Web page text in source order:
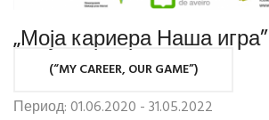
„Моја кариера Наша игра”
(“MY CAREER, OUR GAME”)
Период: 01.06.2020 - 31.05.2022